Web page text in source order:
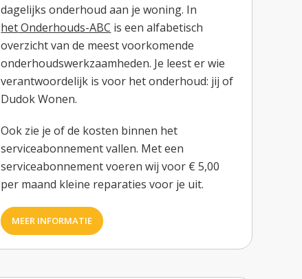
dagelijks onderhoud aan je woning. In
hetOnderhouds-ABC is een alfabetisch
overzicht van de meest voorkomende
onderhoudswerkzaamheden. Je leest er wie
verantwoordelijk is voor het onderhoud: jij of
Dudok Wonen.
Ook zie je of de kosten binnen het
serviceabonnement vallen. Met een
serviceabonnement voeren wij voor € 5,00
per maand kleine reparaties voor je uit.
MEER INFORMATIE